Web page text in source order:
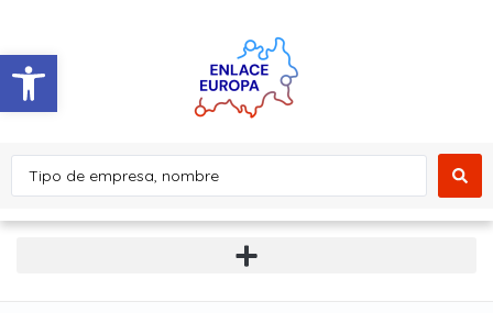
Abrir barra de herramientas